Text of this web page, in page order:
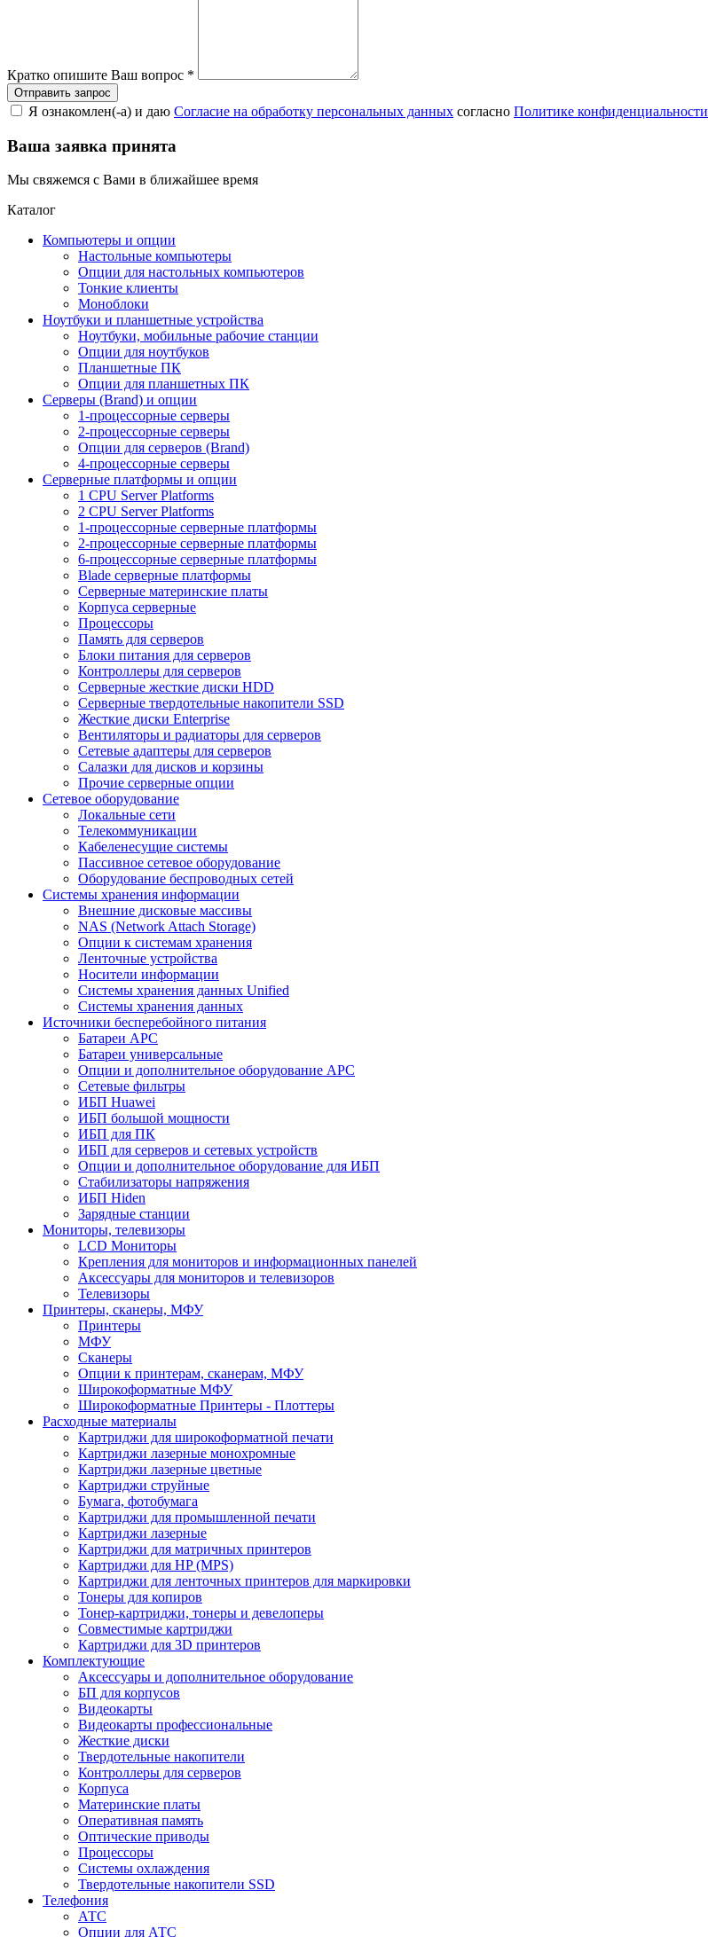
Кратко опишите Ваш вопрос *
Я ознакомлен(-а) и даю Согласие на обработку персональных данных согласно Политике конфиденциальности
Ваша заявка принята
Мы свяжемся с Вами в ближайшее время
Каталог
Компьютеры и опции
Настольные компьютеры
Опции для настольных компьютеров
Тонкие клиенты
Моноблоки
Ноутбуки и планшетные устройства
Ноутбуки, мобильные рабочие станции
Опции для ноутбуков
Планшетные ПК
Опции для планшетных ПК
Серверы (Brand) и опции
1-процессорные серверы
2-процессорные серверы
Опции для серверов (Brand)
4-процессорные серверы
Серверные платформы и опции
1 CPU Server Platforms
2 CPU Server Platforms
1-процессорные серверные платформы
2-процессорные серверные платформы
6-процессорные серверные платформы
Blade серверные платформы
Серверные материнские платы
Корпуса серверные
Процессоры
Память для серверов
Блоки питания для серверов
Контроллеры для серверов
Серверные жесткие диски HDD
Серверные твердотельные накопители SSD
Жесткие диски Enterprise
Вентиляторы и радиаторы для серверов
Сетевые адаптеры для серверов
Салазки для дисков и корзины
Прочие серверные опции
Сетевое оборудование
Локальные сети
Телекоммуникации
Кабеленесущие системы
Пассивное сетевое оборудование
Оборудование беспроводных сетей
Системы хранения информации
Внешние дисковые массивы
NAS (Network Attach Storage)
Опции к системам хранения
Ленточные устройства
Носители информации
Системы хранения данных Unified
Системы хранения данных
Источники бесперебойного питания
Батареи APC
Батареи универсальные
Опции и дополнительное оборудование АРС
Сетевые фильтры
ИБП Huawei
ИБП большой мощности
ИБП для ПК
ИБП для серверов и сетевых устройств
Опции и дополнительное оборудование для ИБП
Стабилизаторы напряжения
ИБП Hiden
Зарядные станции
Мониторы, телевизоры
LCD Мониторы
Крепления для мониторов и информационных панелей
Аксессуары для мониторов и телевизоров
Телевизоры
Принтеры, сканеры, МФУ
Принтеры
МФУ
Сканеры
Опции к принтерам, сканерам, МФУ
Широкоформатные МФУ
Широкоформатные Принтеры - Плоттеры
Расходные материалы
Картриджи для широкоформатной печати
Картриджи лазерные монохромные
Картриджи лазерные цветные
Картриджи струйные
Бумага, фотобумага
Картриджи для промышленной печати
Картриджи лазерные
Картриджи для матричных принтеров
Картриджи для HP (MPS)
Картриджи для ленточных принтеров для маркировки
Тонеры для копиров
Тонер-картриджи, тонеры и девелоперы
Совместимые картриджи
Картриджи для 3D принтеров
Комплектующие
Аксессуары и дополнительное оборудование
БП для корпусов
Видеокарты
Видеокарты профессиональные
Жесткие диски
Твердотельные накопители
Контроллеры для серверов
Корпуса
Материнские платы
Оперативная память
Оптические приводы
Процессоры
Системы охлаждения
Твердотельные накопители SSD
Телефония
АТС
Опции для АТС